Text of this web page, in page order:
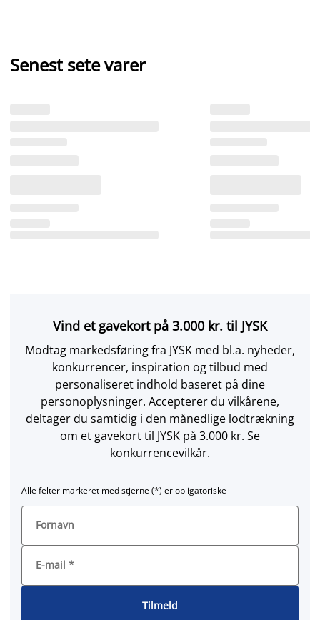
Senest sete varer
Vind et gavekort på 3.000 kr. til JYSK
Modtag markedsføring fra JYSK med bl.a. nyheder,
konkurrencer, inspiration og tilbud med
personaliseret indhold baseret på dine
personoplysninger. Accepterer du vilkårene,
deltager du samtidig i den månedlige lodtrækning
om et gavekort til JYSK på 3.000 kr. Se
konkurrencevilkår.
Alle felter markeret med stjerne (*) er obligatoriske
Fornavn
E-mail *
Tilmeld